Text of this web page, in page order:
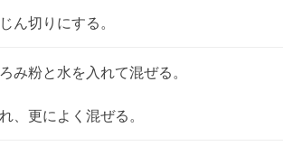
ん切りにする。
み粉と水を入れて混ぜる。
、更によく混ぜる。